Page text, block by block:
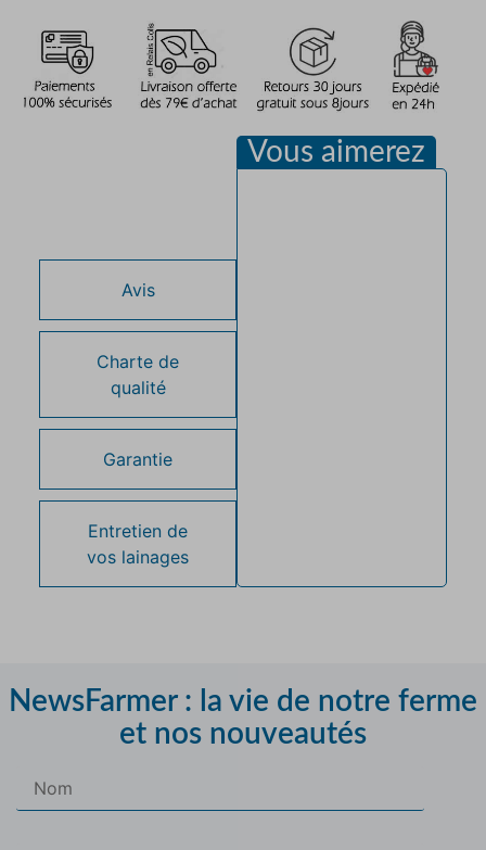
Avis
Charte de
qualité
Garantie
Entretien de
vos lainages
Vous aimerez
NewsFarmer : la vie de notre ferme
et nos nouveautés